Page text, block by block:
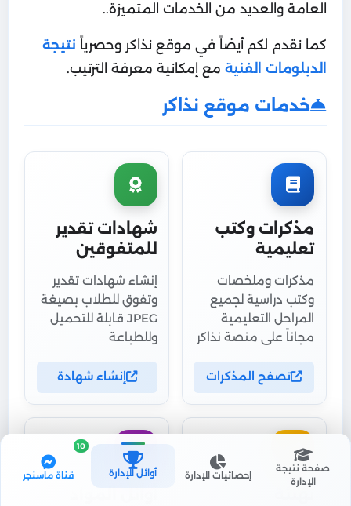
صفحة نتيجة
الإدارة
إحصائيات الإدارة أوائل الإدارة قناة ماسنجر
10
العامة والعديد من الخدمات المتميزة..
كما نقدم لكم أيضاً في موقع نذاكر وحصرياً نتيجة
الدبلومات الفنية مع إمكانية معرفة الترتيب.
خدمات موقع نذاكر
مذكرات وكتب
تعليمية
مذكرات وملخصات
وكتب دراسية لجميع
المراحل التعليمية
مجاناً على منصة نذاكر
تصفح المذكرات
شهادات تقدير
للمتفوقين
إنشاء شهادات تقدير
وتفوق للطلاب بصيغة
JPEG قابلة للتحميل
وللطباعة
إنشاء شهادة